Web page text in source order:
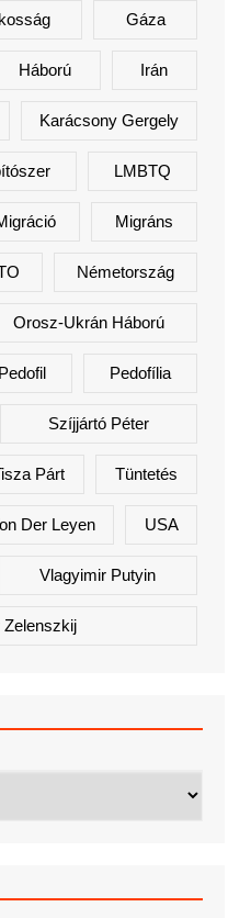
Gáza
Háború Irán
Karácsony Gergely
LMBTQ
Migráns
Németország
Orosz-Ukrán Háború
Pedofil Pedofília
Szíjjártó Péter
Párt Tüntetés
Der Leyen USA
Vlagyimir Putyin
Zelenszkij